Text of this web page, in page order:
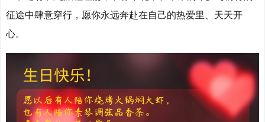
征途中肆意穿行，愿你永远奔赴在自己的热爱里、天天开
心。